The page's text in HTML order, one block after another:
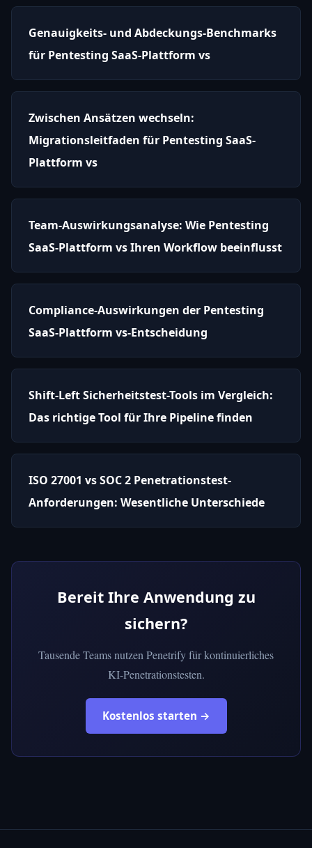
Genauigkeits- und Abdeckungs-Benchmarks
für Pentesting SaaS-Plattform vs
Zwischen Ansätzen wechseln:
Migrationsleitfaden für Pentesting SaaS-
Plattform vs
Team-Auswirkungsanalyse: Wie Pentesting
SaaS-Plattform vs Ihren Workflow beeinflusst
Compliance-Auswirkungen der Pentesting
SaaS-Plattform vs-Entscheidung
Shift-Left Sicherheitstest-Tools im Vergleich:
Das richtige Tool für Ihre Pipeline finden
ISO 27001 vs SOC 2 Penetrationstest-
Anforderungen: Wesentliche Unterschiede
Bereit Ihre Anwendung zu
sichern?
Tausende Teams nutzen Penetrify für kontinuierliches
KI-Penetrationstesten.
Kostenlos starten →